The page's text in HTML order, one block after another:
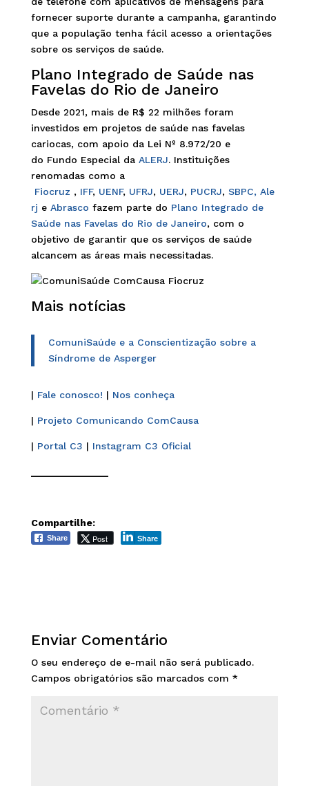
fornecer suporte durante a campanha, garantindo
que a população tenha fácil acesso a orientações
sobre os serviços de saúde.
Plano Integrado de Saúde nas
Favelas do Rio de Janeiro
Desde 2021, mais de R$ 22 milhões foram
investidos em projetos de saúde nas favelas
cariocas, com apoio da Lei Nº 8.972/20 e
do Fundo Especial da ALERJ. Instituições
renomadas como a
Fiocruz , IFF, UENF, UFRJ, UERJ, PUCRJ, SBPC, Ale
rj e Abrasco fazem parte do Plano Integrado de
Saúde nas Favelas do Rio de Janeiro, com o
objetivo de garantir que os serviços de saúde
alcancem as áreas mais necessitadas.
Mais notícias
ComuniSaúde e a Conscientização sobre a
Síndrome de Asperger
| Fale conosco! | Nos conheça
| Projeto Comunicando ComCausa
| Portal C3 | Instagram C3 Oficial
Compartilhe:
Share Post Share
Enviar Comentário
O seu endereço de e-mail não será publicado.
Campos obrigatórios são marcados com *